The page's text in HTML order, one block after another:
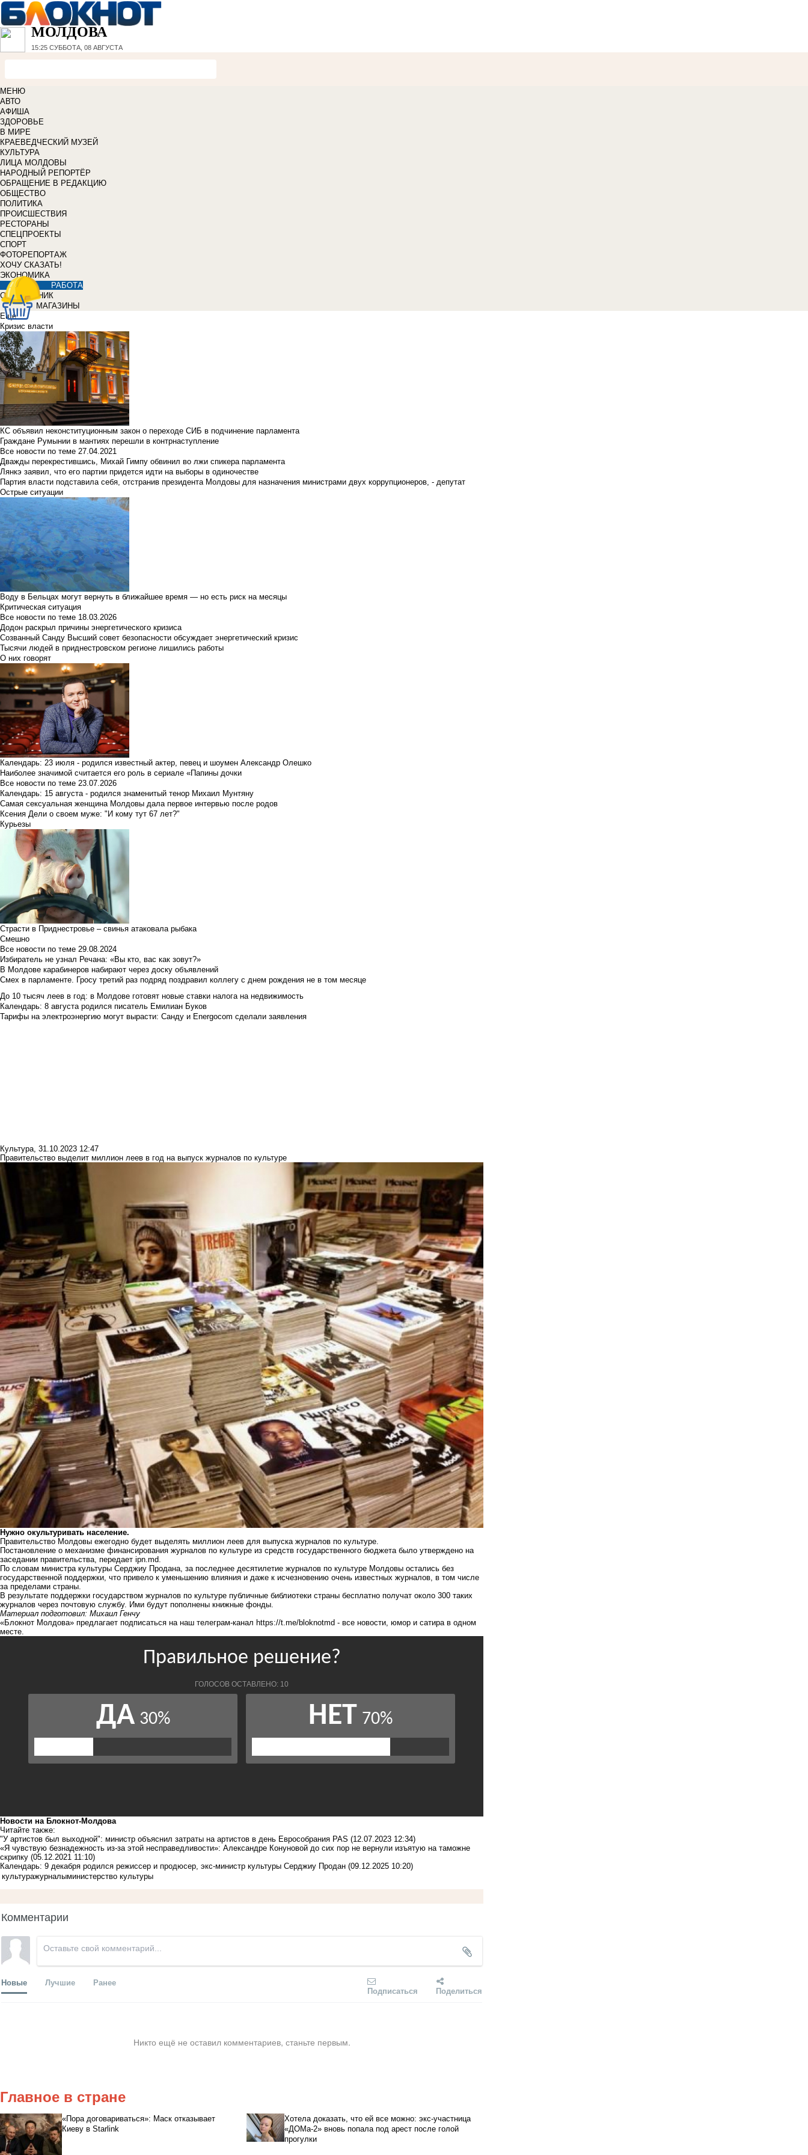
МОЛДОВА
15:25 СУББОТА, 08 АВГУСТА
МЕНЮ
АВТО
АФИША
ЗДОРОВЬЕ
В МИРЕ
КРАЕВЕДЧЕСКИЙ МУЗЕЙ
КУЛЬТУРА
ЛИЦА МОЛДОВЫ
НАРОДНЫЙ РЕПОРТЁР
ОБРАЩЕНИЕ В РЕДАКЦИЮ
ОБЩЕСТВО
ПОЛИТИКА
ПРОИСШЕСТВИЯ
РЕСТОРАНЫ
СПЕЦПРОЕКТЫ
СПОРТ
ФОТОРЕПОРТАЖ
ХОЧУ СКАЗАТЬ!
ЭКОНОМИКА
РАБОТА
СПРАВОЧНИК
МАГАЗИНЫ
Еще
Кризис власти
КС объявил неконституционным закон о переходе СИБ в подчинение парламента
Граждане Румынии в мантиях перешли в контрнаступление
Все новости по теме 27.04.2021
Дважды перекрестившись, Михай Гимпу обвинил во лжи спикера парламента
Лянкэ заявил, что его партии придется идти на выборы в одиночестве
Партия власти подставила себя, отстранив президента Молдовы для назначения министрами двух коррупционеров, - депутат
Острые ситуации
Воду в Бельцах могут вернуть в ближайшее время — но есть риск на месяцы
Критическая ситуация
Все новости по теме 18.03.2026
Додон раскрыл причины энергетического кризиса
Созванный Санду Высший совет безопасности обсуждает энергетический кризис
Тысячи людей в приднестровском регионе лишились работы
О них говорят
Календарь: 23 июля - родился известный актер, певец и шоумен Александр Олешко
Наиболее значимой считается его роль в сериале «Папины дочки
Все новости по теме 23.07.2026
Календарь: 15 августа - родился знаменитый тенор Михаил Мунтяну
Самая сексуальная женщина Молдовы дала первое интервью после родов
Ксения Дели о своем муже: "И кому тут 67 лет?"
Курьезы
Страсти в Приднестровье – свинья атаковала рыбака
Смешно
Все новости по теме 29.08.2024
Избиратель не узнал Речана: «Вы кто, вас как зовут?»
В Молдове карабинеров набирают через доску объявлений
Смех в парламенте. Гросу третий раз подряд поздравил коллегу с днем рождения не в том месяце
До 10 тысяч леев в год: в Молдове готовят новые ставки налога на недвижимость
Календарь: 8 августа родился писатель Емилиан Буков
Тарифы на электроэнергию могут вырасти: Санду и Energocom сделали заявления
Культура, 31.10.2023 12:47
Правительство выделит миллион леев в год на выпуск журналов по культуре
Нужно окультуривать население.
Правительство Молдовы ежегодно будет выделять миллион леев для выпуска журналов по культуре.
Постановление о механизме финансирования журналов по культуре из средств государственного бюджета было утверждено на
заседании правительства, передает ipn.md
По словам министра культуры Серджиу Продана, за последнее десятилетие журналов по культуре Молдовы остались без
государственной поддержки, что привело к уменьшению влияния и даже к исчезновению очень известных журналов, в том числе
за пределами страны.
В результате поддержки государством журналов по культуре публичные библиотеки страны бесплатно получат около 300 таких
журналов через почтовую службу. Ими будут пополнены книжные фонды.
Материал подготовил: Михаил Генчу
«Блокнот Молдова» предлагает подписаться на наш телеграм-канал https://t.me/bloknotmd - все новости, юмор и сатира в одном
месте.
Новости на Блoкнoт-Молдова
Читайте также:
"У артистов был выходной": министр объяснил затраты на артистов в день Еврособрания PAS (12.07.2023 12:34)
«Я чувствую безнадежность из-за этой несправедливости»: Александре Конуновой до сих пор не вернули изъятую на таможне
скрипку (05.12.2021 11:10)
Календарь: 9 декабря родился режиссер и продюсер, экс-министр культуры Серджиу Продан (09.12.2025 10:20)
культуражурналыминистерство культуры
Комментарии
Новые Лучшие Ранее
Подписаться Поделиться
Никто ещё не оставил комментариев, станьте первым.
Главное в стране
«Пора договариваться»: Маск отказывает
Киеву в Starlink
Хотела доказать, что ей все можно: экс-участница
«ДОМа-2» вновь попала под арест после голой
прогулки